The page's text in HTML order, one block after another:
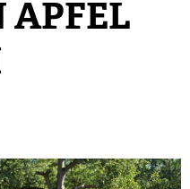
APFEL